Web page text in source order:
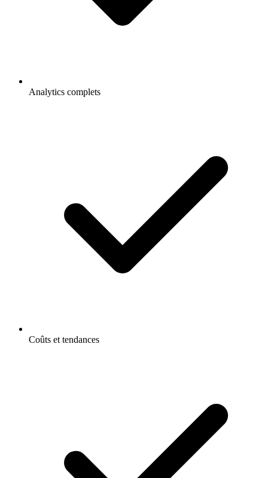
Analytics complets
Coûts et tendances